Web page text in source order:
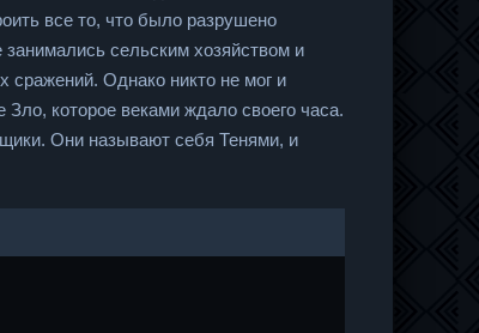
все то, что было разрушено
сельским хозяйством и
Однако никто не мог и
которое веками ждало своего часа.
Они называют себя Тенями, и